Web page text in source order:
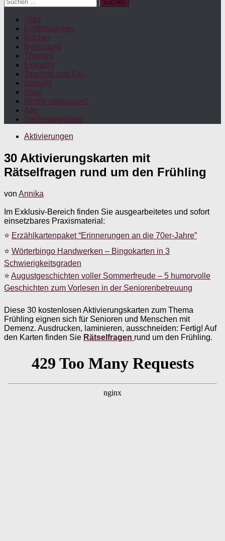
nach:
Start
Fortbildungen
Bücher
Betreuung
Themen
Exklusiv
Taschen und Co.
Kontakt
Maw
Nichts verpassen!
App
Stellenangebote
Aktivierungen
30 Aktivierungskarten mit
Rätselfragen rund um den Frühling
von Annika
Im Exklusiv-Bereich finden Sie ausgearbeitetes und sofort
einsetzbares Praxismaterial:
⭐ Erzählkartenpaket “Erinnerungen an die 70er-Jahre”
⭐ Wörterbingo Handwerken – Bingokarten in 3
Schwierigkeitsgraden
⭐ Augustgeschichten voller Sommerfreude – 5 humorvolle
Geschichten zum Vorlesen in der Seniorenbetreuung
Diese 30 kostenlosen Aktivierungskarten zum Thema
Frühling eignen sich für Senioren und Menschen mit
Demenz. Ausdrucken, laminieren, ausschneiden: Fertig! Auf
den Karten finden Sie Rätselfragen rund um den Frühling.